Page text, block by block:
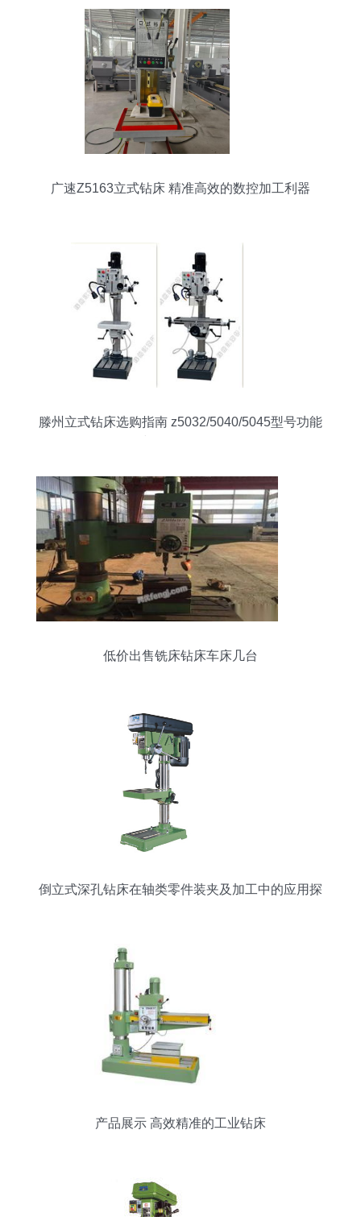
广速Z5163立式钻床 精准高效的数控加工利器
滕州立式钻床选购指南 z5032/5040/5045型号功能
低价出售铣床钻床车床几台
倒立式深孔钻床在轴类零件装夹及加工中的应用探
产品展示 高效精准的工业钻床